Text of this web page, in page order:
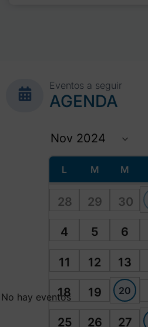
Eventos a seguir
AGENDA
L M M
28 29 30
4 5 6
11 12 13
18 19 20
25 26 27
No hay eventos